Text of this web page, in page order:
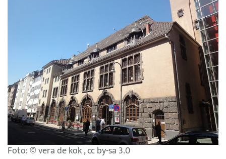
Foto: © vera de kok , cc by-sa 3.0